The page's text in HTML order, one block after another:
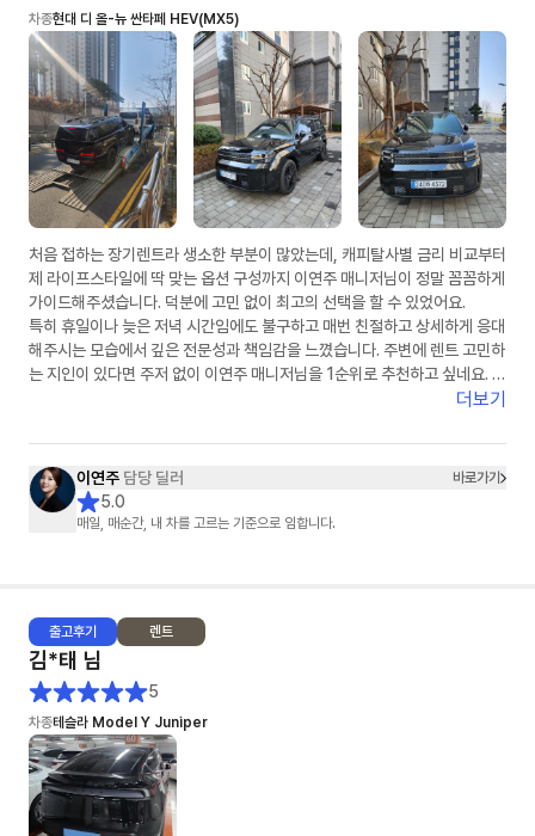
기간이 종료가 되어도 저는 정희철 딜러님과 함께 하고 싶습니다.
차종현대 디 올-뉴 싼타페 HEV(MX5)
처음 접하는 장기렌트라 생소한 부분이 많았는데, 캐피탈사별 금리 비교부터
제 라이프스타일에 딱 맞는 옵션 구성까지 이연주 매니저님이 정말 꼼꼼하게
가이드해주셨습니다. 덕분에 고민 없이 최고의 선택을 할 수 있었어요.
​특히 휴일이나 늦은 저녁 시간임에도 불구하고 매번 친절하고 상세하게 응대
해주시는 모습에서 깊은 전문성과 책임감을 느꼈습니다. 주변에 렌트 고민하
는 지인이 있다면 주저 없이 이연주 매니저님을 1순위로 추천하고 싶네요. 마
지막까지 무사고를 기원하며 챙겨주신 선물도 차에 예쁘게 잘 달고 다니겠습
더보기
이연주 담당 딜러 바로가기
5.0
매일, 매순간, 내 차를 고르는 기준으로 임합니다.
출고후기 렌트
김*태 님
5
차종테슬라 Model Y Juniper